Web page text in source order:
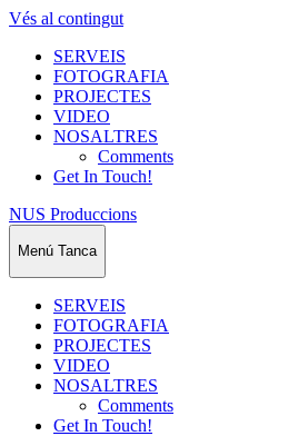
Vés al contingut
SERVEIS
FOTOGRAFIA
PROJECTES
VIDEO
NOSALTRES
Comments
Get In Touch!
NUS Produccions
Menú Tanca
SERVEIS
FOTOGRAFIA
PROJECTES
VIDEO
NOSALTRES
Comments
Get In Touch!